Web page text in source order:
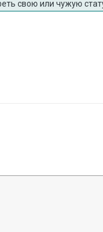
свою или чужую